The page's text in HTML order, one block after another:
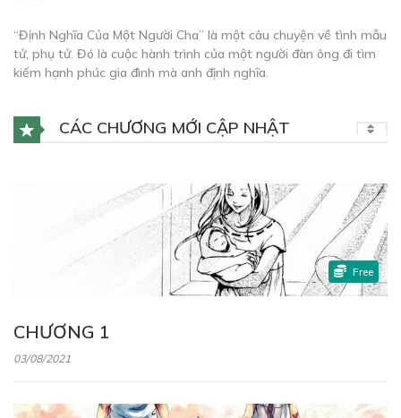
“Định Nghĩa Của Một Người Cha” là một câu chuyện về tình mẫu
tử, phụ tử. Đó là cuộc hành trình của một người đàn ông đi tìm
kiếm hạnh phúc gia đình mà anh định nghĩa.
CÁC CHƯƠNG MỚI CẬP NHẬT
CHƯƠNG 1
03/08/2021
Free